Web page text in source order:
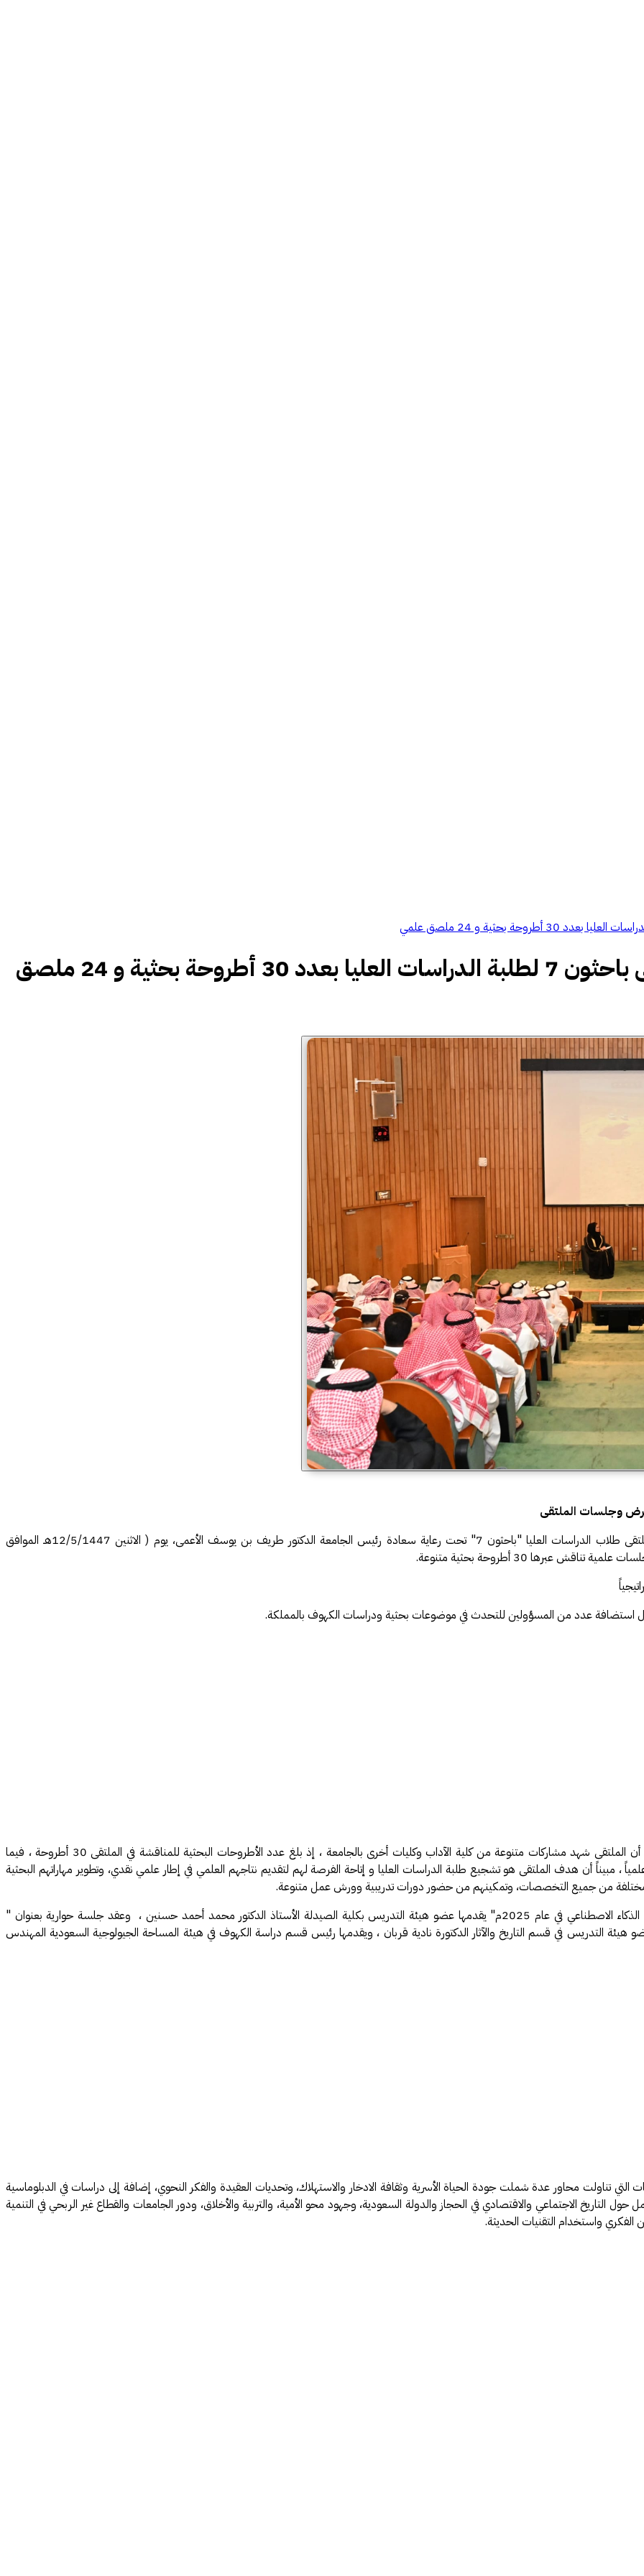
جامعة الملك عبدالعزيز تنظم ملتقى باحثون 7 لطلبة الدراسات العليا بعدد 30 أطروحة بحثية و 24 ملصق
وجلسات الملتقى
نظمت جامعة الملك عبدالعزيز ممثلة في كلية الآداب والعلوم الإنسانية، ملتقى طلاب الدراسات العليا "باحثون 7" تحت رعاية سعادة رئيس الجامعة الدكتور طريف بن يوسف الأعمى، يوم ( الاثنين 12/5/1447هـ الموافق
استضافة عدد من المسؤولين للتحدث في موضوعات بحثية ودراسات الكهوف بالمملكة.
وأوضح عميد كلية الآداب والعلوم الإنسانية الدكتور زيني بن طلال الحازمي، أن الملتقى شهد مشاركات متنوعة من كلية الآداب وكليات أخرى بالجامعة ، إذ بلغ عدد الأطروحات البحثية للمناقشة في الملتقى 30 أطروحة ، فيما
المصاحب للملتقى ملصقات علمية بعدد 24 ملصقاً علمياً ، مبيناً أن هدف الملتقى هو تشجيع طلبة الدراسات العليا و إتاحة الفرصة لهم لتقديم نتاجهم العلمي في إطار علمي نقدي، وتطوير مهاراتهم البحثية
ومختلفة من جميع التخصصات، وتمكينهم من حضور دورات تدريبية وورش عمل متنوعة.
وتشهد الفعاليات المصاحبة للملتقى تنظيم دورة تدريبية بعنوان "تحديثات الذكاء الاصطناعي في عام 2025م" يقدمها عضو هيئة التدريس بكلية الصيدلة الأستاذ الدكتور محمد أحمد حسنين ، وعقد جلسة حوارية بعنوان "
التدريس في قسم التاريخ والآثار الدكتورة نادية قربان ، ويقدمها رئيس قسم دراسة الكهوف في هيئة المساحة الجيولوجية السعودية المهندس
تناولت محاور عدة شملت جودة الحياة الأسرية وثقافة الادخار والاستهلاك، وتحديات العقيدة والفكر النحوي، إضافة إلى دراسات في الدبلوماسية
التاريخ الاجتماعي والاقتصادي في الحجاز والدولة السعودية، وجهود محو الأمية، والتربية والأخلاق، ودور الجامعات والقطاع غير الربحي في التنمية
واستخدام التقنيات الحديثة.